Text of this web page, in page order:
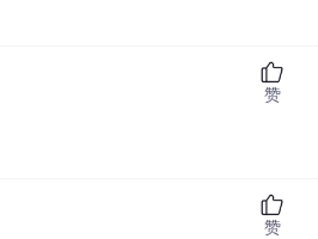
赞
赞